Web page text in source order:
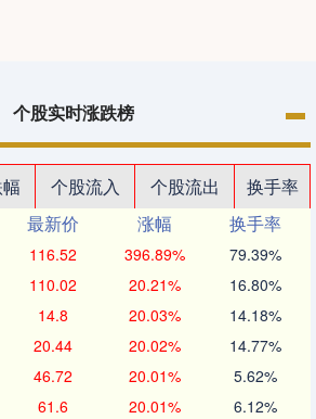
个股实时涨跌榜
个股流入 个股流出
换手率
最新价 涨幅
换手率
116.52 396.89% 79.39%
110.02 20.21% 16.80%
14.8 20.03% 14.18%
20.44 20.02% 14.77%
46.72 20.01% 5.62%
61.6 20.01% 6.12%